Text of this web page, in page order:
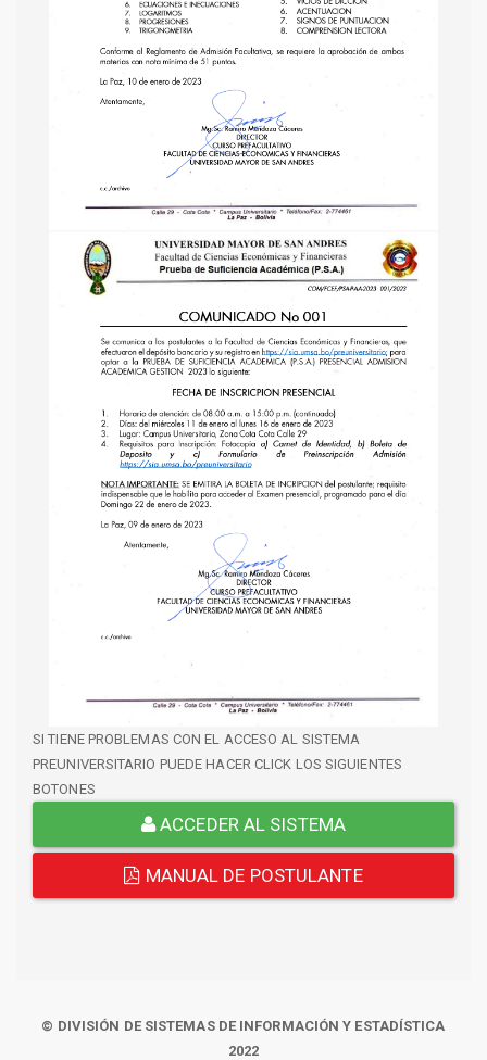
SI TIENE PROBLEMAS CON EL ACCESO AL SISTEMA
PREUNIVERSITARIO PUEDE HACER CLICK LOS SIGUIENTES
BOTONES
ACCEDER AL SISTEMA
MANUAL DE POSTULANTE
© DIVISIÓN DE SISTEMAS DE INFORMACIÓN Y ESTADÍSTICA
2022